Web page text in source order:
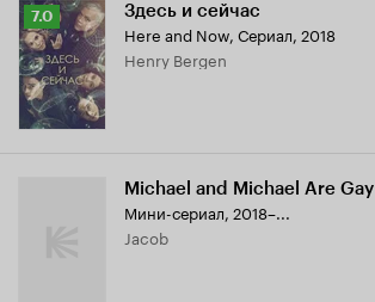
Рейтинг
Кинопоиска
7.0
7.0 Здесь и сейчас
Here and Now, Сериал, 2018
Henry Bergen
Michael and Michael Are Gay
Мини-сериал, 2018–...
Jacob